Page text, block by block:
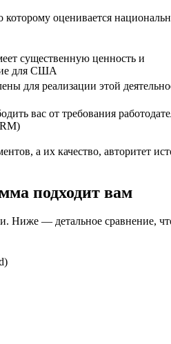
которому оценивается
существенную ценность и
для США
для реализации этой
вас от требования
а их качество, авторитет
подходит вам
— детальное сравнение,